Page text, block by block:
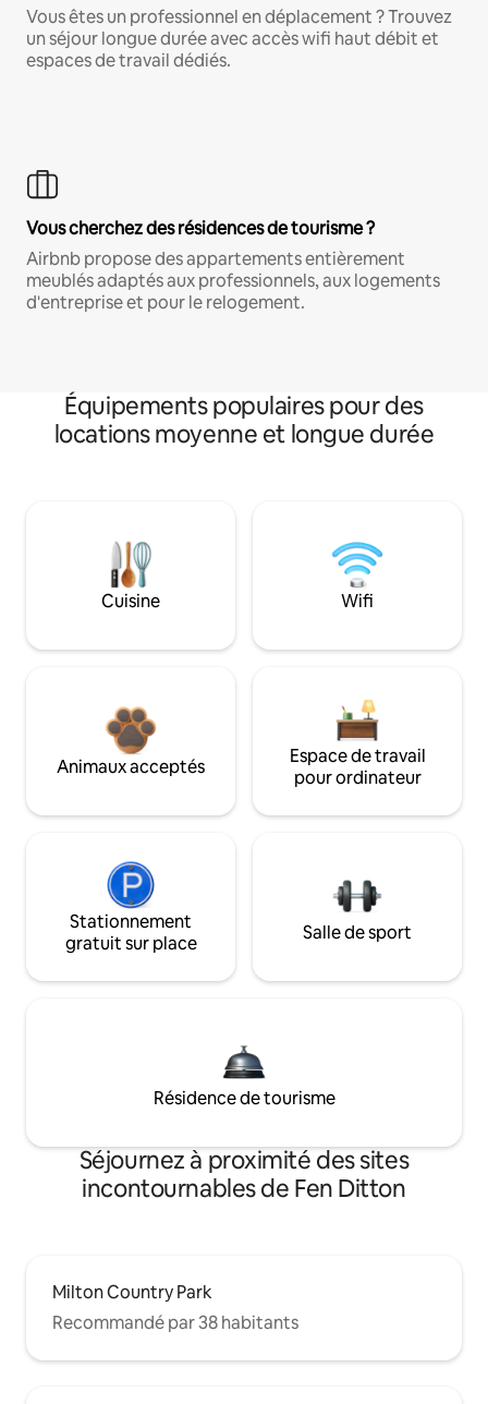
Vous êtes un professionnel en déplacement ? Trouvez
un séjour longue durée avec accès wifi haut débit et
espaces de travail dédiés.
Vous cherchez des résidences de tourisme ?
Airbnb propose des appartements entièrement
meublés adaptés aux professionnels, aux logements
d'entreprise et pour le relogement.
Équipements populaires pour des
locations moyenne et longue durée
Cuisine Wifi
Animaux acceptés
Espace de travail
pour ordinateur
Stationnement
gratuit sur place
Salle de sport
Résidence de tourisme
Séjournez à proximité des sites
incontournables de Fen Ditton
Milton Country Park
Recommandé par 38 habitants